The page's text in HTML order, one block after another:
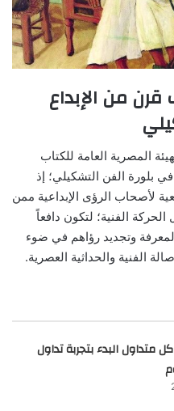
من الإبداع
المصرية العامة للكتاب
بلورة الفن التشكيلي؛ إذ
لأصحاب الرؤى الإبداعية ممن
الفنية؛ لتكون دافعاً
وتجديد رؤاهم في ضوء
الفنية والحداثية العصرية.
متداول البدء بتجربة تداول